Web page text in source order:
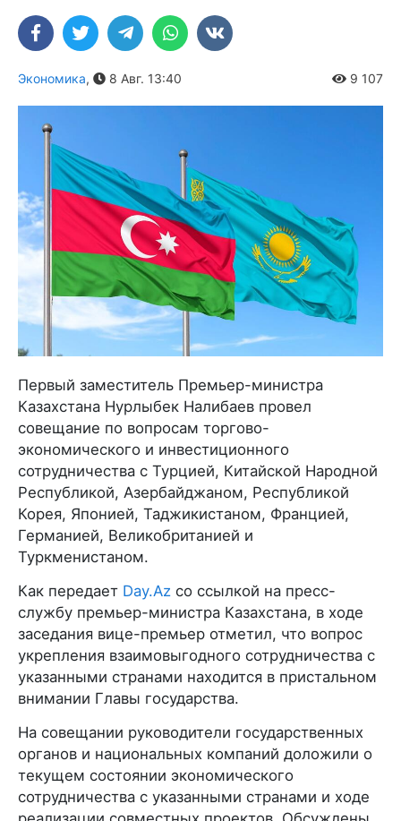
Экономика, 8 Авг. 13:40 9 107
Первый заместитель Премьер-министра
Казахстана Нурлыбек Налибаев провел
совещание по вопросам торгово-
экономического и инвестиционного
сотрудничества с Турцией, Китайской Народной
Республикой, Азербайджаном, Республикой
Корея, Японией, Таджикистаном, Францией,
Германией, Великобританией и
Туркменистаном.
Как передает Day.Az со ссылкой на пресс-
службу премьер-министра Казахстана, в ходе
заседания вице-премьер отметил, что вопрос
укрепления взаимовыгодного сотрудничества с
указанными странами находится в пристальном
внимании Главы государства.
На совещании руководители государственных
органов и национальных компаний доложили о
текущем состоянии экономического
сотрудничества с указанными странами и ходе